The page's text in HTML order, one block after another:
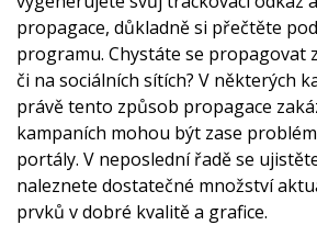
propagace, důkladně si přečtěte
programu. Chystáte se propagovat
či na sociálních sítích? V některých
právě tento způsob propagace
kampaních mohou být zase
portály. V neposlední řadě se
naleznete dostatečné množství
prvků v dobré kvalitě a grafice.